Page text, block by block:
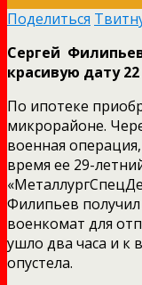
Поделиться
Сергей
красивую дату
По ипотеке
микрорайоне.
военная
время ее 29-
Филипьев
военкомат для
ушло два часа и к
опустела.